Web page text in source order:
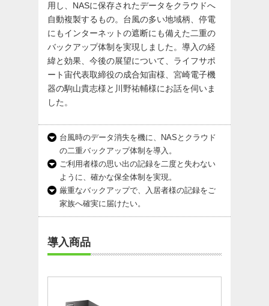
用し、NASに保存されたデータをクラウドへ
自動複製するもの。台風の多い地域柄、停電
にもインターネットの遮断にも備えた二重の
バックアップ体制を実現しました。導入の経
緯と効果、今後の展望について、ライフサポ
ート宙代表取締役の成合知宙様、宮崎電子機
器の駒山貴志様と川野祐輔様にお話を伺いま
した。
台風時のデータ消失を機に、NASとクラウド
の二重バックアップ体制を導入。
ご利用者様の思い出の記録を二度と失わない
ように、確かな保全体制を実現。
厳重なバックアップで、入居者様の記録をご
家族へ確実に届けたい。
導入商品